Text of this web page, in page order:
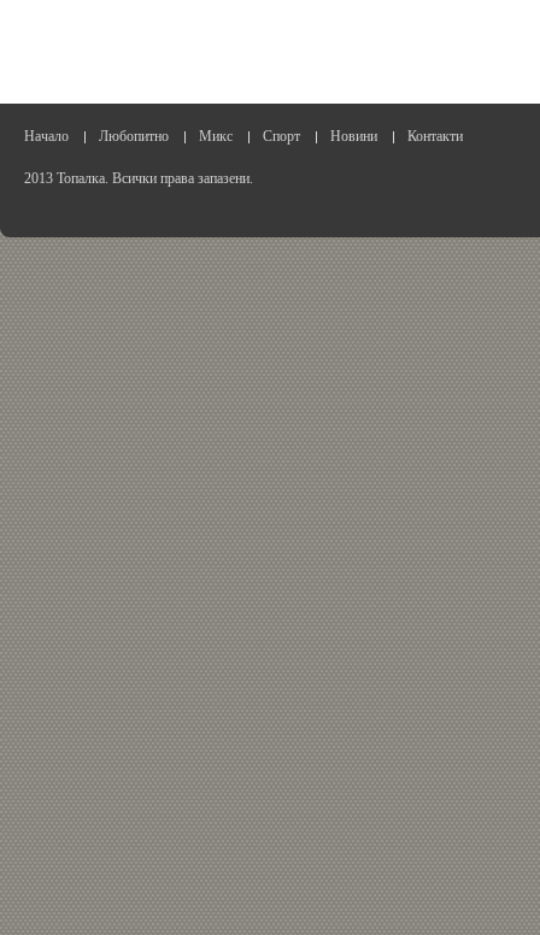
Начало Любопитно Микс Спорт Новини Контакти
2013 Топалка. Всички права запазени.